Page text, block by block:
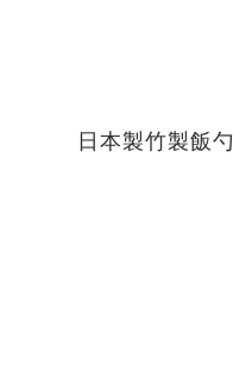
日本製竹製飯勺